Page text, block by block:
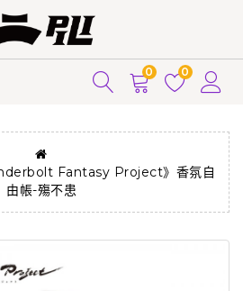
0 0
Fantasy Project》香氛自
由帳-殤不患